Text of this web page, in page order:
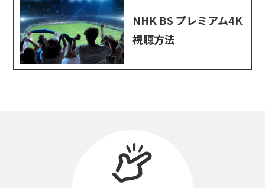
NHK BS プレミアム4K
視聴方法